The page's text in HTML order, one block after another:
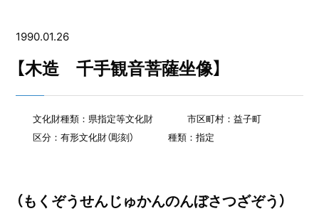
1990.01.26
【木造 千手観音菩薩坐像】
文化財種類：県指定等文化財
市区町村：益子町
区分：有形文化財（彫刻）
種類：指定
（もくぞうせんじゅかんのんぼさつざぞう）